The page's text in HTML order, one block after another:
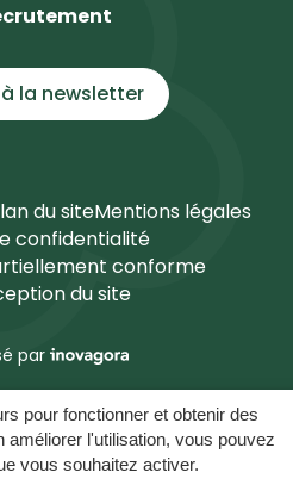
pour fonctionner et obtenir des
améliorer l'utilisation, vous pouvez
vous souhaitez activer.
la newsletter
du siteMentions légales
confidentialité
conforme
du site
par Inovagora (ouverture dans